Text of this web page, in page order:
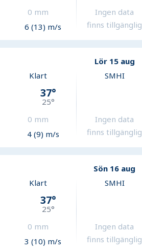
0 mm
6 (13) m/s
Ingen data
finns tillgänglig
Lör 15 aug
Klart
37°
25°
0 mm
4 (9) m/s
SMHI
Ingen data
finns tillgänglig
Sön 16 aug
Klart
37°
25°
0 mm
3 (10) m/s
SMHI
Ingen data
finns tillgänglig